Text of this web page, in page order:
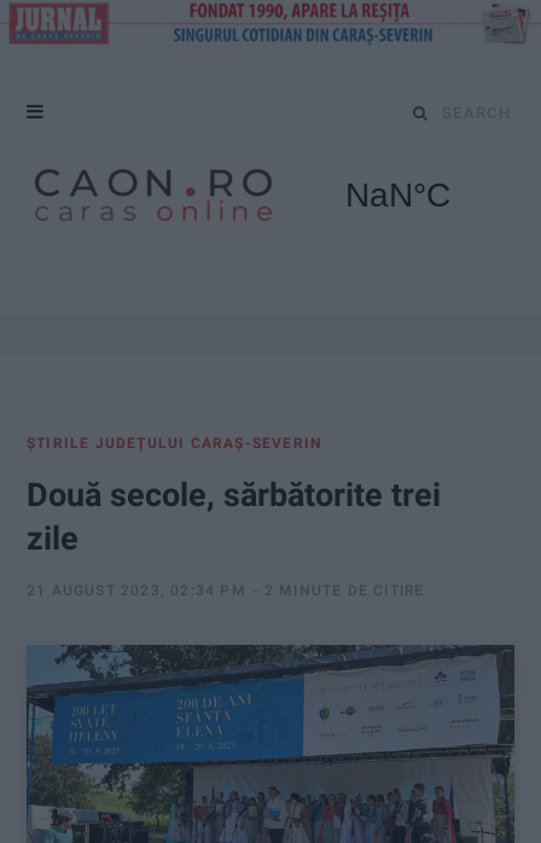
S
r
ŞTIRILE JUDEŢULUI CARAŞ-SEVERIN
Două secole, sărbătorite trei
zile
21 AUGUST 2023, 02:34 PM 2 MINUTE DE CITIRE